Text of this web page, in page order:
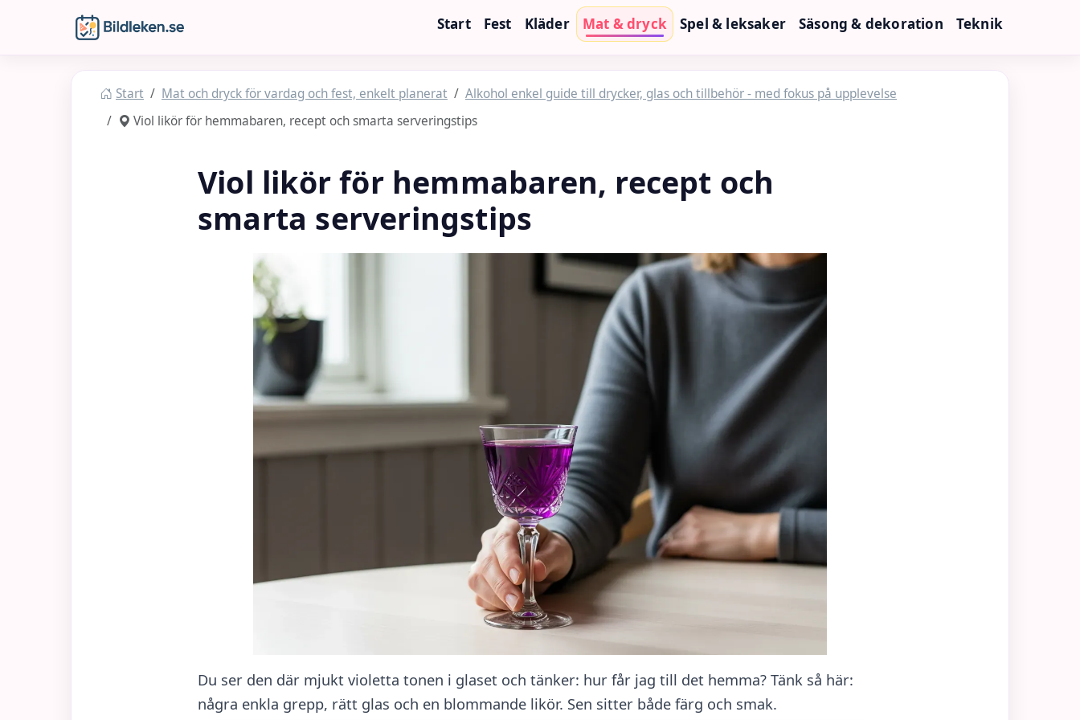
Hoppa till huvudinnehåll
Bildleken
Start Fest Kläder Mat & dryck Spel & leksaker Säsong & dekoration Teknik
Start Mat och dryck för vardag och fest, enkelt planerat
Alkohol enkel guide till drycker, glas och tillbehör - med fokus på upplevelse
Viol likör för hemmabaren, recept och smarta serveringstips
Viol likör för hemmabaren, recept och
smarta serveringstips
Du ser den där mjukt violetta tonen i glaset och tänker: hur får jag till det hemma? Tänk så här:
några enkla grepp, rätt glas och en blommande likör. Sen sitter både färg och smak.